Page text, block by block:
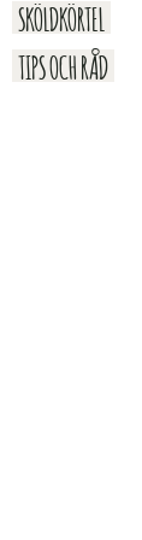
SKÖLDKÖRTEL
TIPS OCH RÅD